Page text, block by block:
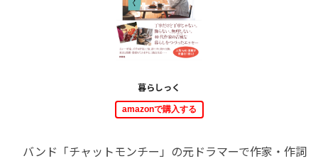
暮らしっく
amazonで購入する
バンド「チャットモンチー」の元ドラマーで作家・作詞